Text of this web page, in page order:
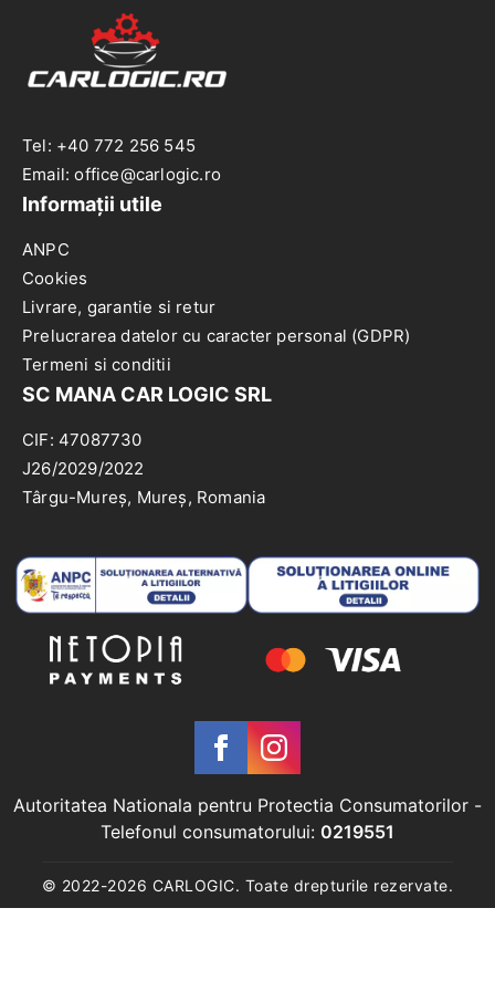
Tel: +40 772 256 545
Email: office@carlogic.ro
Informații utile
ANPC
Cookies
Livrare, garantie si retur
Prelucrarea datelor cu caracter personal (GDPR)
Termeni si conditii
SC MANA CAR LOGIC SRL
CIF: 47087730
J26/2029/2022
Târgu-Mureș, Mureș, Romania
Autoritatea Nationala pentru Protectia Consumatorilor -
Telefonul consumatorului: 0219551
© 2022-2026 CARLOGIC. Toate drepturile rezervate.